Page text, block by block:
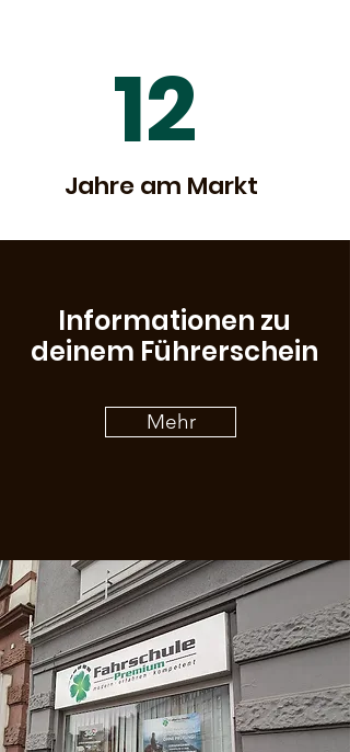
12
Jahre am Markt
Informationen zu
deinem Führerschein
Mehr